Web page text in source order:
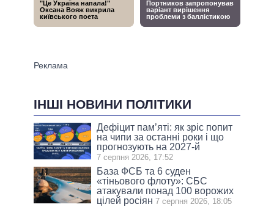
ІНШІ НОВИНИ ПОЛІТИКИ
Дефіцит пам’яті: як зріс попит
на чипи за останні роки і що
прогнозують на 2027-й
7 серпня 2026, 17:52
База ФСБ та 6 суден
«тіньового флоту»: СБС
атакували понад 100 ворожих
цілей росіян 7 серпня 2026, 18:05